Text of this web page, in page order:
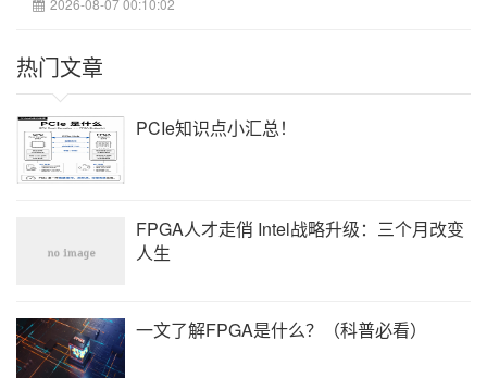
2026-08-07 00:10:02
热门文章
PCIe知识点小汇总！
FPGA人才走俏 Intel战略升级：三个月改变
人生
一文了解FPGA是什么？（科普必看）